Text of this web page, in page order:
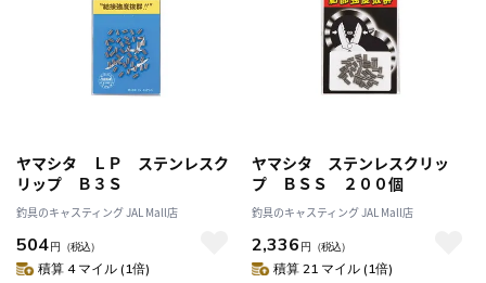
ヤマシタ ＬＰ ステンレスク
リップ Ｂ３Ｓ
釣具のキャスティング JAL Mall店
504円 （税込）
積算 4 マイル (1倍)
ヤマシタ ステンレスクリッ
プ ＢＳＳ ２００個
釣具のキャスティング JAL Mall店
2,336 円 （税込）
積算 21 マイル (1倍)